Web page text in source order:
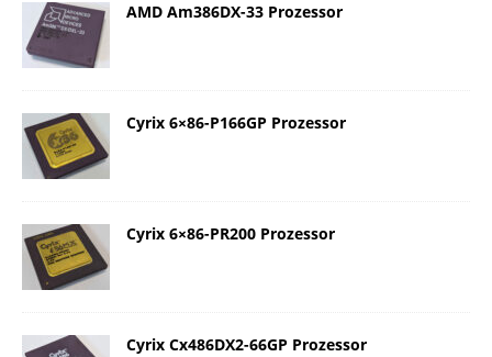
AMD Am386DX-33 Prozessor
Cyrix 6×86-P166GP Prozessor
Cyrix 6×86-PR200 Prozessor
Cyrix Cx486DX2-66GP Prozessor